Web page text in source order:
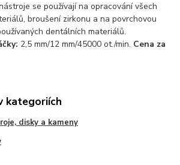
se používají na opracování všech
broušení zirkonu a na povrchovou
dentálních materiálů.
2,5 mm/12 mm/45000 ot./min. Cena za
kategoriích
disky a kameny